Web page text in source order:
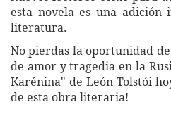
esta novela es una adición
literatura.
No pierdas la oportunidad
de amor y tragedia en la
Karénina" de León Tolstói
de esta obra literaria!